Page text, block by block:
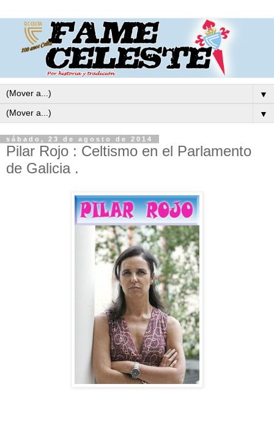
▼
▼
sábado, 23 de agosto de 2014
Pilar Rojo : Celtismo en el Parlamento
de Galicia .